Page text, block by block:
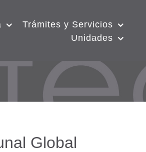
Trámites y Servicios
Unidades
Global